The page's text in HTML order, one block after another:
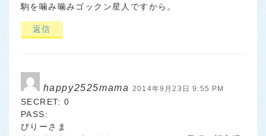
駒を噛み噛みゴックン星人ですから。
返信
happy2525mama 2014年9月23日 9:55 PM
SECRET: 0
PASS:
びりーさま